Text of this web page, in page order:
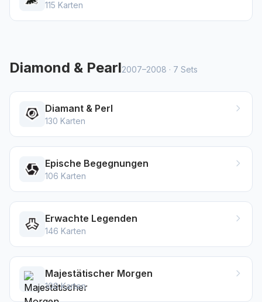
115 Karten
Diamond & Pearl2007–2008 · 7 Sets
Diamant & Perl
130 Karten
Epische Begegnungen
106 Karten
Erwachte Legenden
146 Karten
Majestätischer Morgen
100 Karten